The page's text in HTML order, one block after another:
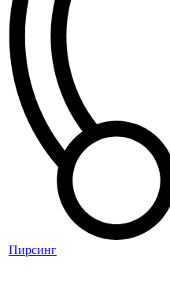
Пирсинг